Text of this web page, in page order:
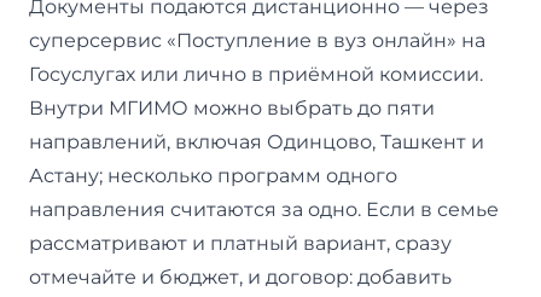
Документы подаются дистанционно — через
суперсервис «Поступление в вуз онлайн» на
Госуслугах или лично в приёмной комиссии.
Внутри МГИМО можно выбрать до пяти
направлений, включая Одинцово, Ташкент и
Астану; несколько программ одного
направления считаются за одно. Если в семье
рассматривают и платный вариант, сразу
отмечайте и бюджет, и договор: добавить